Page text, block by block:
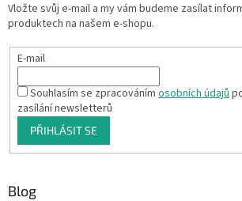
Vložte svůj e-mail a my vám budeme zasílat
produktech na našem e-shopu.
E-mail
Souhlasím se zpracováním osobních údajů
zasílání newsletterů
PŘIHLÁSIT SE
Blog